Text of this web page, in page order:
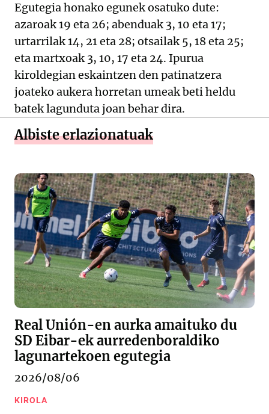
Egutegia honako egunek osatuko dute:
azaroak 19 eta 26; abenduak 3, 10 eta 17;
urtarrilak 14, 21 eta 28; otsailak 5, 18 eta 25;
eta martxoak 3, 10, 17 eta 24. Ipurua
kiroldegian eskaintzen den patinatzera
joateko aukera horretan umeak beti heldu
batek lagunduta joan behar dira.
Albiste erlazionatuak
Real Unión-en aurka amaituko du
SD Eibar-ek aurredenboraldiko
lagunartekoen egutegia
2026/08/06
KIROLA